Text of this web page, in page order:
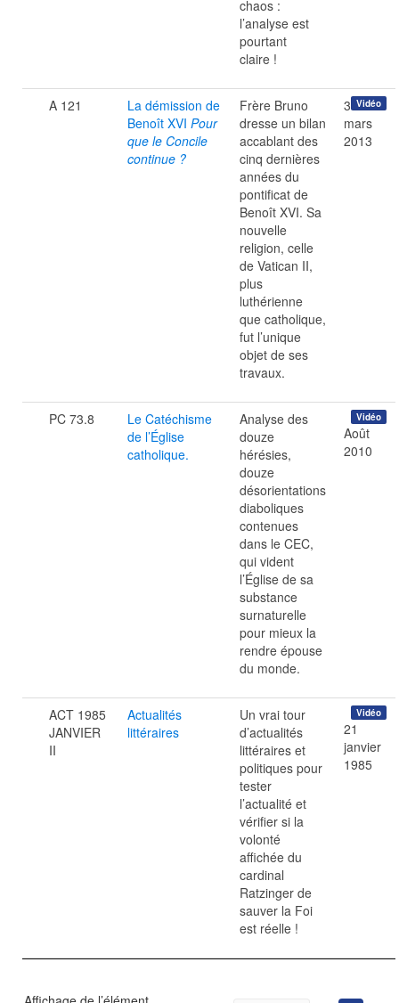
chaos :
l’analyse est
pourtant
claire !
A 121
La démission de
Benoît XVI Pour
que le Concile
continue ?
Frère Bruno
dresse un bilan
accablant des
cinq dernières
années du
pontificat de
Benoît XVI. Sa
nouvelle
religion, celle
de Vatican II,
plus
luthérienne
que catholique,
fut l’unique
objet de ses
travaux.
Vidéo
3
mars
2013
PC 73.8
Le Catéchisme
de l’Église
catholique.
Analyse des
douze
hérésies,
douze
désorientations
diaboliques
contenues
dans le CEC,
qui vident
l’Église de sa
substance
surnaturelle
pour mieux la
rendre épouse
du monde.
Vidéo
Août
2010
ACT 1985
JANVIER
II
Actualités
littéraires
Un vrai tour
d’actualités
littéraires et
politiques pour
tester
l’actualité et
vérifier si la
volonté
affichée du
cardinal
Ratzinger de
sauver la Foi
est réelle !
Vidéo
21
janvier
1985